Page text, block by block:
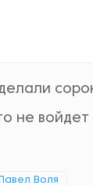
не войдет
Павел Воля